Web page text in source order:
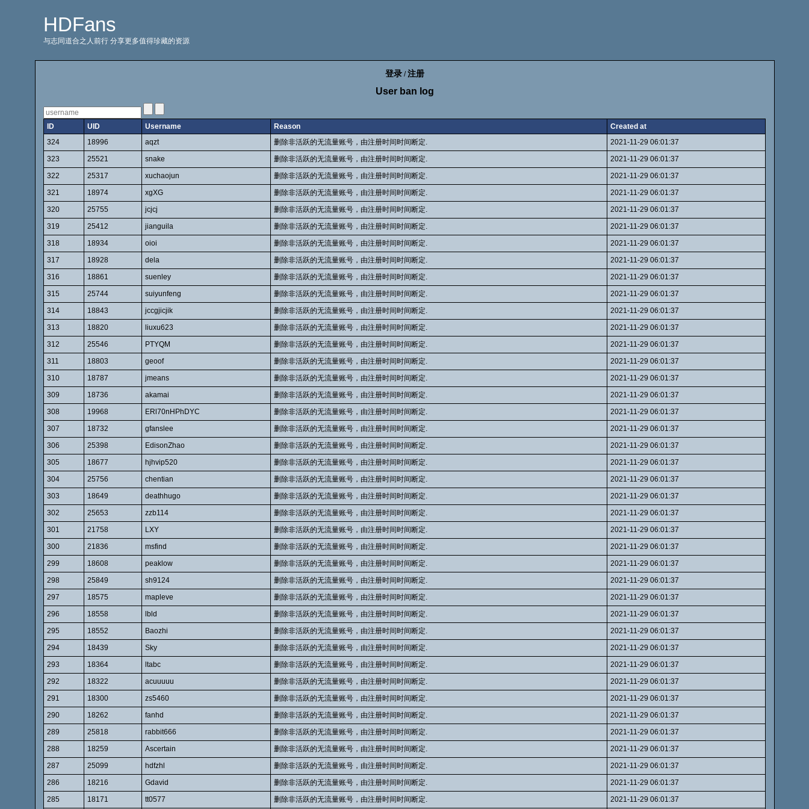
HDFans
与志同道合之人前行 分享更多值得珍藏的资源
登录/注册
User ban log
ID UID Username Reason
Created at
324
18996 aqzt 删除非活跃的无流量账号，由注册时间时间断定.
2021-11-29 06:01:37
323
25521 snake 删除非活跃的无流量账号，由注册时间时间断定.
2021-11-29 06:01:37
322
25317 xuchaojun 删除非活跃的无流量账号，由注册时间时间断定.
2021-11-29 06:01:37
321
18974 xgXG 删除非活跃的无流量账号，由注册时间时间断定.
2021-11-29 06:01:37
320
25755 jcjcj 删除非活跃的无流量账号，由注册时间时间断定.
2021-11-29 06:01:37
319
25412 jianguila 删除非活跃的无流量账号，由注册时间时间断定.
2021-11-29 06:01:37
318
18934 oioi 删除非活跃的无流量账号，由注册时间时间断定.
2021-11-29 06:01:37
317
18928 dela 删除非活跃的无流量账号，由注册时间时间断定.
2021-11-29 06:01:37
316
18861 suenley 删除非活跃的无流量账号，由注册时间时间断定.
2021-11-29 06:01:37
315
25744 suiyunfeng 删除非活跃的无流量账号，由注册时间时间断定.
2021-11-29 06:01:37
314
18843 jccgjicjik 删除非活跃的无流量账号，由注册时间时间断定.
2021-11-29 06:01:37
313
18820 liuxu623 删除非活跃的无流量账号，由注册时间时间断定.
2021-11-29 06:01:37
312
25546 PTYQM 删除非活跃的无流量账号，由注册时间时间断定.
2021-11-29 06:01:37
311
18803 geoof 删除非活跃的无流量账号，由注册时间时间断定.
2021-11-29 06:01:37
310
18787 jmeans 删除非活跃的无流量账号，由注册时间时间断定.
2021-11-29 06:01:37
309
18736 akamai 删除非活跃的无流量账号，由注册时间时间断定.
2021-11-29 06:01:37
308
19968 ERl70nHPhDYC 删除非活跃的无流量账号，由注册时间时间断定.
2021-11-29 06:01:37
307
18732 gfanslee 删除非活跃的无流量账号，由注册时间时间断定.
2021-11-29 06:01:37
306
25398 EdisonZhao 删除非活跃的无流量账号，由注册时间时间断定.
2021-11-29 06:01:37
305
18677 hjhvip520 删除非活跃的无流量账号，由注册时间时间断定.
2021-11-29 06:01:37
304
25756 chentian 删除非活跃的无流量账号，由注册时间时间断定.
2021-11-29 06:01:37
303
18649 deathhugo 删除非活跃的无流量账号，由注册时间时间断定.
2021-11-29 06:01:37
302
25653 zzb114 删除非活跃的无流量账号，由注册时间时间断定.
2021-11-29 06:01:37
301
21758 LXY 删除非活跃的无流量账号，由注册时间时间断定.
2021-11-29 06:01:37
300
21836 msfind 删除非活跃的无流量账号，由注册时间时间断定.
2021-11-29 06:01:37
299
18608 peaklow 删除非活跃的无流量账号，由注册时间时间断定.
2021-11-29 06:01:37
298
25849 sh9124 删除非活跃的无流量账号，由注册时间时间断定.
2021-11-29 06:01:37
297
18575 mapleve 删除非活跃的无流量账号，由注册时间时间断定.
2021-11-29 06:01:37
296
18558 lbld 删除非活跃的无流量账号，由注册时间时间断定.
2021-11-29 06:01:37
295
18552 Baozhi 删除非活跃的无流量账号，由注册时间时间断定.
2021-11-29 06:01:37
294
18439 Sky 删除非活跃的无流量账号，由注册时间时间断定.
2021-11-29 06:01:37
293
18364 ltabc 删除非活跃的无流量账号，由注册时间时间断定.
2021-11-29 06:01:37
292
18322 acuuuuu 删除非活跃的无流量账号，由注册时间时间断定.
2021-11-29 06:01:37
291
18300 zs5460 删除非活跃的无流量账号，由注册时间时间断定.
2021-11-29 06:01:37
290
18262 fanhd 删除非活跃的无流量账号，由注册时间时间断定.
2021-11-29 06:01:37
289
25818 rabbit666 删除非活跃的无流量账号，由注册时间时间断定.
2021-11-29 06:01:37
288
18259 Ascertain 删除非活跃的无流量账号，由注册时间时间断定.
2021-11-29 06:01:37
287
25099 hdfzhl 删除非活跃的无流量账号，由注册时间时间断定.
2021-11-29 06:01:37
286
18216 Gdavid 删除非活跃的无流量账号，由注册时间时间断定.
2021-11-29 06:01:37
285
18171 tt0577 删除非活跃的无流量账号，由注册时间时间断定. 2021-11-29 06:01:37